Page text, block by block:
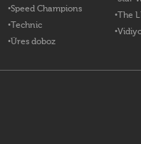
Speed Champions
Technic
Üres doboz
The